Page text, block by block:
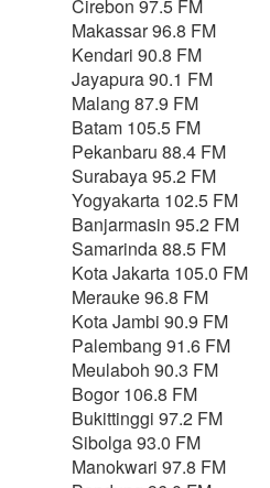
Cirebon 97.5 FM
Makassar 96.8 FM
Kendari 90.8 FM
Jayapura 90.1 FM
Malang 87.9 FM
Batam 105.5 FM
Pekanbaru 88.4 FM
Surabaya 95.2 FM
Yogyakarta 102.5 FM
Banjarmasin 95.2 FM
Samarinda 88.5 FM
Kota Jakarta 105.0 FM
Merauke 96.8 FM
Kota Jambi 90.9 FM
Palembang 91.6 FM
Meulaboh 90.3 FM
Bogor 106.8 FM
Bukittinggi 97.2 FM
Sibolga 93.0 FM
Manokwari 97.8 FM